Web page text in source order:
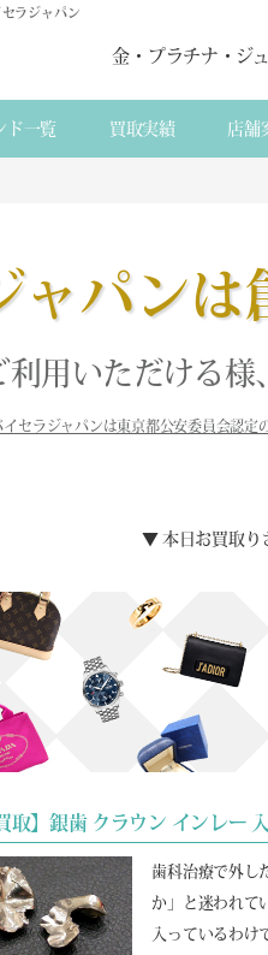
ラジャパン
金・プラチナ・ジ
ド一覧 買取実績 店舗
ャパンは
用いただける
イセラジャパンは東京都公安委員会認定
▼ 本日お買取り
取】銀歯 クラウン インレー
歯科治療で外し
か」と迷われて
入っているわけ